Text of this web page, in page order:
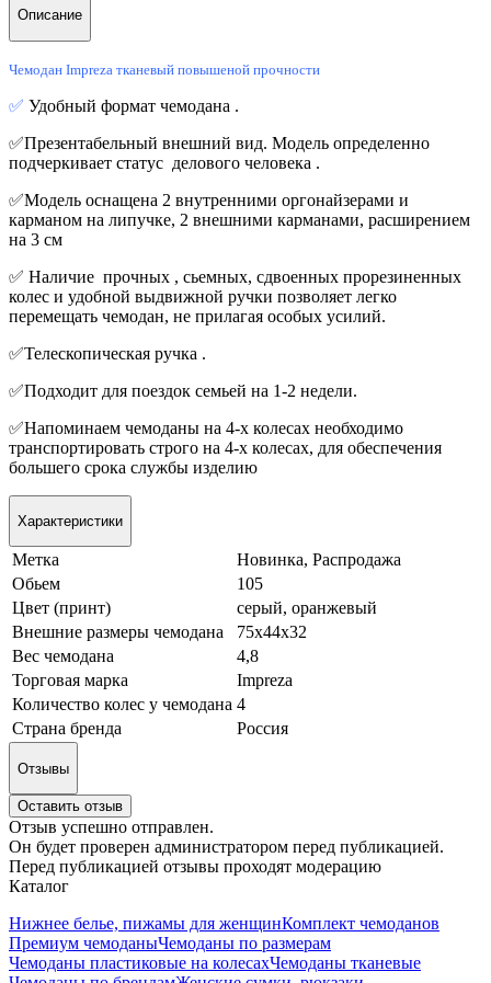
Описание
Чемодан Impreza тканевый повышеной прочности
✅ Удобный формат чемодана .
✅Презентабельный внешний вид. Модель определенно
подчеркивает статус делового человека .
✅Модель оснащена 2 внутренними оргонайзерами и
карманом на липучке, 2 внешними карманами, расширением
на 3 см
✅ Наличие прочных , сьемных, сдвоенных прорезиненных
колес и удобной выдвижной ручки позволяет легко
перемещать чемодан, не прилагая особых усилий.
✅Телескопическая ручка .
✅Подходит для поездок семьей на 1-2 недели.
✅Напоминаем чемоданы на 4-х колесах необходимо
транспортировать строго на 4-х колесах, для обеспечения
большего срока службы изделию
Характеристики
Метка
Новинка, Распродажа
Обьем
105
Цвет (принт)
серый, оранжевый
Внешние размеры чемодана
75х44х32
Вес чемодана
4,8
Торговая марка
Impreza
Количество колес у чемодана 4
Страна бренда
Россия
Отзывы
Оставить отзыв
Отзыв успешно отправлен.
Он будет проверен администратором перед публикацией.
Перед публикацией отзывы проходят модерацию
Каталог
Нижнее белье, пижамы для женщинКомплект чемоданов
Премиум чемоданыЧемоданы по размерам
Чемоданы пластиковые на колесахЧемоданы тканевые